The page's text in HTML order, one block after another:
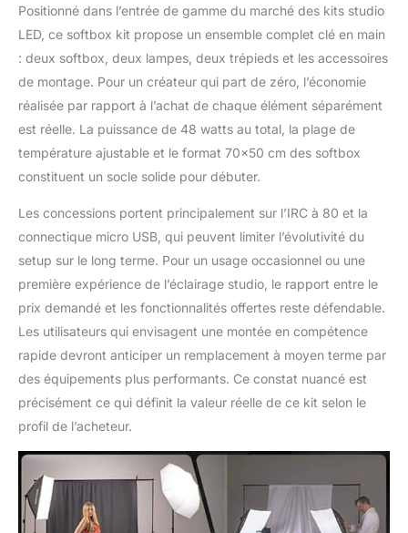
Positionné dans l’entrée de gamme du marché des kits studio
LED, ce softbox kit propose un ensemble complet clé en main
: deux softbox, deux lampes, deux trépieds et les accessoires
de montage. Pour un créateur qui part de zéro, l’économie
réalisée par rapport à l’achat de chaque élément séparément
est réelle. La puissance de 48 watts au total, la plage de
température ajustable et le format 70×50 cm des softbox
constituent un socle solide pour débuter.
Les concessions portent principalement sur l’IRC à 80 et la
connectique micro USB, qui peuvent limiter l’évolutivité du
setup sur le long terme. Pour un usage occasionnel ou une
première expérience de l’éclairage studio, le rapport entre le
prix demandé et les fonctionnalités offertes reste défendable.
Les utilisateurs qui envisagent une montée en compétence
rapide devront anticiper un remplacement à moyen terme par
des équipements plus performants. Ce constat nuancé est
précisément ce qui définit la valeur réelle de ce kit selon le
profil de l’acheteur.